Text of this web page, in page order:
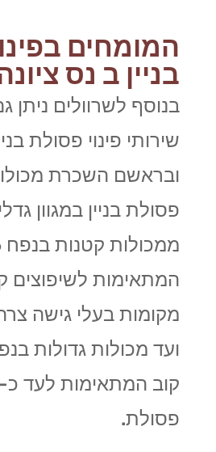
המומחים
בניין ב נס
בנוסף לשרוולים ניתן
שירותי פינוי פסולת
ובראשם השכרת
פסולת בניין במגוון
המתאימות לשיפוצים
מקומות בעלי גישה
פסולת.